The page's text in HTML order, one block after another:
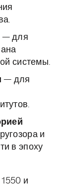
— для
системы.
— для
и
в эпоху
и